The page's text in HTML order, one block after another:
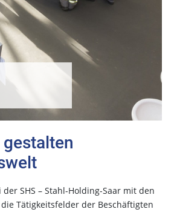
SHS – Stahl-Holding-Saar mit den
Tätigkeitsfelder der Beschäftigten